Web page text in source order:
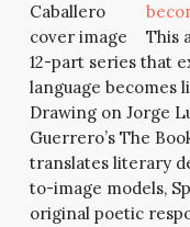
This
12-part series that
language becomes
Drawing on Jorge
Guerrero’s The
translates literary
to-image models,
original poetic